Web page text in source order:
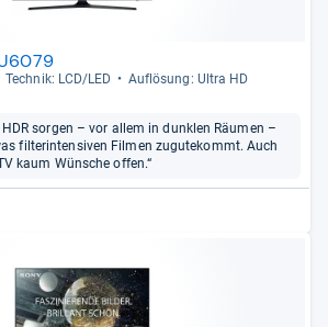
Tech­nik: LCD/LED Auf­lö­sung: Ultra HD
sorgen – vor allem in dunklen Räumen –
filterintensiven Filmen zugutekommt. Auch
kaum Wünsche offen.“